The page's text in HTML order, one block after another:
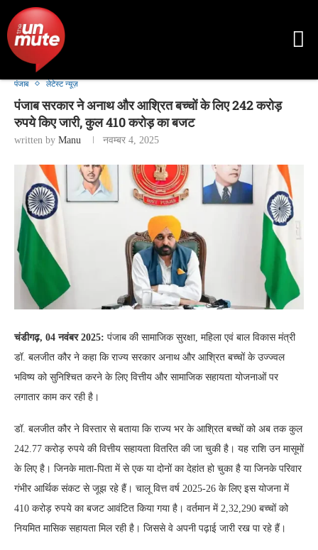
पंजाब लेटेस्ट न्यूज़
पंजाब सरकार ने अनाथ और आश्रित बच्चों के लिए 242 करोड़
रुपये किए जारी, कुल 410 करोड़ का बजट
written by Manu नवम्बर 4, 2025
चंडीगढ़, 04 नवंबर 2025: पंजाब की सामाजिक सुरक्षा, महिला एवं बाल विकास मंत्री
डॉ. बलजीत कौर ने कहा कि राज्य सरकार अनाथ और आश्रित बच्चों के उज्ज्वल
भविष्य को सुनिश्चित करने के लिए वित्तीय और सामाजिक सहायता योजनाओं पर
लगातार काम कर रही है।
डॉ. बलजीत कौर ने विस्तार से बताया कि राज्य भर के आश्रित बच्चों को अब तक कुल
242.77 करोड़ रुपये की वित्तीय सहायता वितरित की जा चुकी है। यह राशि उन मासूमों
के लिए है। जिनके माता-पिता में से एक या दोनों का देहांत हो चुका है या जिनके परिवार
गंभीर आर्थिक संकट से जूझ रहे हैं। चालू वित्त वर्ष 2025-26 के लिए इस योजना में
410 करोड़ रुपये का बजट आवंटित किया गया है। वर्तमान में 2,32,290 बच्चों को
नियमित मासिक सहायता मिल रही है। जिससे वे अपनी पढ़ाई जारी रख पा रहे हैं।